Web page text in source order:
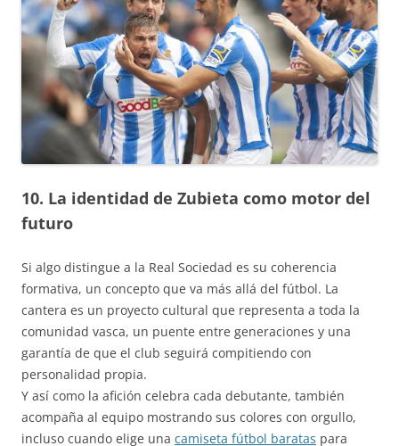
10. La identidad de Zubieta como motor del
futuro
Si algo distingue a la Real Sociedad es su coherencia
formativa, un concepto que va más allá del fútbol. La
cantera es un proyecto cultural que representa a toda la
comunidad vasca, un puente entre generaciones y una
garantía de que el club seguirá compitiendo con
personalidad propia.
Y así como la afición celebra cada debutante, también
acompaña al equipo mostrando sus colores con orgullo,
incluso cuando elige una camiseta fútbol baratas para